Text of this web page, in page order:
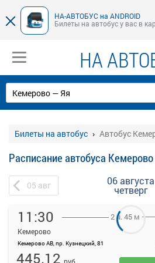
НА-АВТОБУС на ANDROID
Билеты на автобус у вас в
НА
Билеты на автобус Автобус
Расписание автобуса
05 авг 06 августа
четверг
11:30
Кемерово
Кемерово АВ, пр. Кузнецкий, 81
2 ч. 45 м
445.12
На данной странице вы можете
купить билет онлайн на автобус